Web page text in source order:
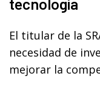
El titular de la
necesidad de
mejorar la